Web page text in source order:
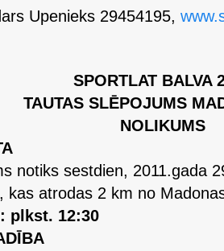
Upenieks 29454195,
SPORTLAT BALVA
TAUTAS SLĒPOJUMS
NOLIKUMS
notiks sestdien, 2011.gada
kas atrodas 2 km no
plkst. 12:30